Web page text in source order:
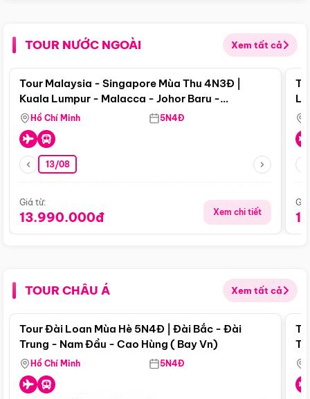
TOUR NƯỚC NGOÀI Xem tất cả
Điểm nổi bật
Tour Malaysia - Singapore Mùa Thu 4N3Đ |
Kuala Lumpur - Malacca - Johor Baru -
Singapore
Hồ Chí Minh 5N4Đ
13/08
Giá từ:
13.990.000đ Xem chi tiết
TOUR CHÂU Á Xem tất cả
Điểm nổi bật
Tour Đài Loan Mùa Hè 5N4Đ | Đài Bắc - Đài
Trung - Nam Đầu - Cao Hùng ( Bay Vn)
Hồ Chí Minh 5N4Đ